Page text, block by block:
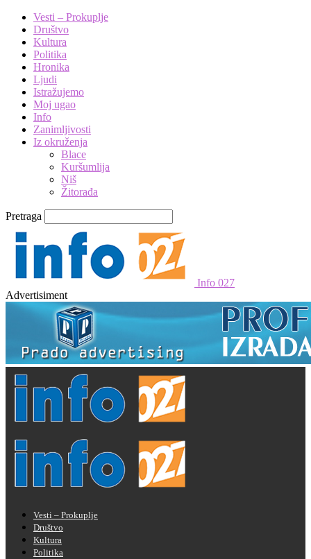
Vesti – Prokuplje
Društvo
Kultura
Politika
Hronika
Ljudi
Istražujemo
Moj ugao
Info
Zanimljivosti
Iz okruženja
Blace
Kuršumlija
Niš
Žitorađa
Pretraga
Info 027
Advertisiment
Vesti – Prokuplje
Društvo
Kultura
Politika